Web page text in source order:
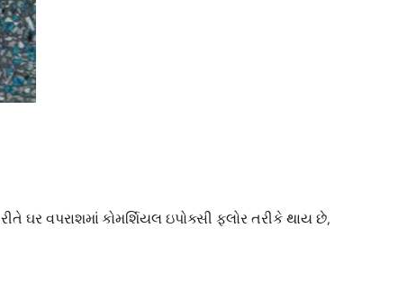
વપરાશમાં કોમર્શિયલ ઇપોક્સી ફ્લોર તરીકે થાય છે,